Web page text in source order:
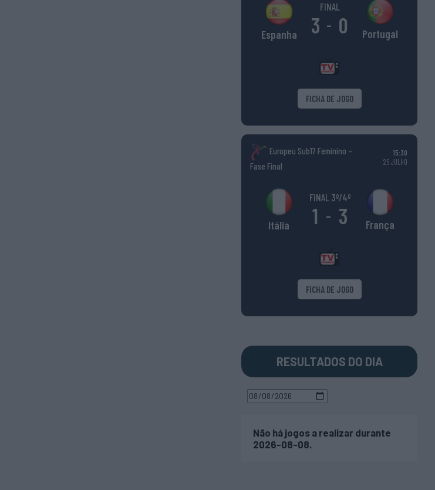
Espanha
FINAL
3 - 0 Portugal
FICHA DE JOGO
Europeu Sub17 Feminino –
Fase Final
15:30
25 JULHO
Itália
FINAL 3º/4º
1 - 3 França
FICHA DE JOGO
RESULTADOS DO DIA
Não há jogos a realizar durante
2026-08-08.